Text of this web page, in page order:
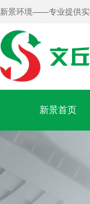
新景环境——专业提供实
新景首页